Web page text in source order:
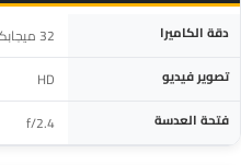
المواصفة التفاصيلدقة الكاميرا 32 ميجابكسل
تصوير فيديو HD
فتحة العدسة f/2.4